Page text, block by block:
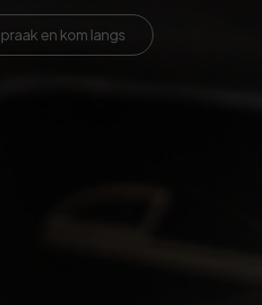
en kom langs